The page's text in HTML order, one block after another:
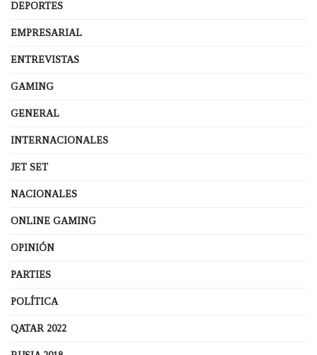
DEPORTES
EMPRESARIAL
ENTREVISTAS
GAMING
GENERAL
INTERNACIONALES
JET SET
NACIONALES
ONLINE GAMING
OPINIÓN
PARTIES
POLÍTICA
QATAR 2022